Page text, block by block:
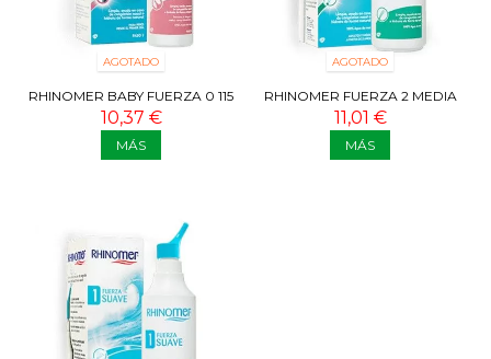
AGOTADO
RHINOMER BABY FUERZA 0 115
ML
10,37 €
MÁS
AGOTADO
RHINOMER FUERZA 2 MEDIA
135 ML
11,01 €
MÁS